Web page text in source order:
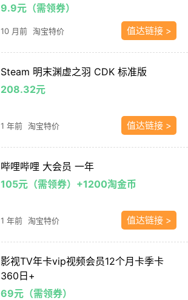
9.9元（需领券）
10 月前 淘宝特价 值达链接 >
Steam 明末渊虚之羽 CDK 标准版
208.32元
1 年前 淘宝特价 值达链接 >
哔哩哔哩 大会员 一年
105元（需领券）+1200淘金币
1 年前 淘宝特价 值达链接 >
影视TV年卡vip视频会员12个月卡季卡
360日+
69元（需领券）